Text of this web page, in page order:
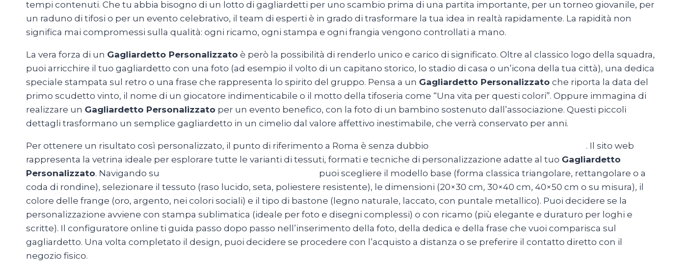
tempi contenuti. Che tu abbia bisogno di un lotto di gagliardetti per uno scambio prima di una partita importante, per un torneo giovanile, per
un raduno di tifosi o per un evento celebrativo, il team di esperti è in grado di trasformare la tua idea in realtà rapidamente. La rapidità non
significa mai compromessi sulla qualità: ogni ricamo, ogni stampa e ogni frangia vengono controllati a mano.
La vera forza di un Gagliardetto Personalizzato è però la possibilità di renderlo unico e carico di significato. Oltre al classico logo della squadra,
puoi arricchire il tuo gagliardetto con una foto (ad esempio il volto di un capitano storico, lo stadio di casa o un’icona della tua città), una dedica
speciale stampata sul retro o una frase che rappresenta lo spirito del gruppo. Pensa a un Gagliardetto Personalizzato che riporta la data del
primo scudetto vinto, il nome di un giocatore indimenticabile o il motto della tifoseria come “Una vita per questi colori”. Oppure immagina di
realizzare un Gagliardetto Personalizzato per un evento benefico, con la foto di un bambino sostenuto dall’associazione. Questi piccoli
dettagli trasformano un semplice gagliardetto in un cimelio dal valore affettivo inestimabile, che verrà conservato per anni.
Per ottenere un risultato così personalizzato, il punto di riferimento a Roma è senza dubbio . Il sito web
rappresenta la vetrina ideale per esplorare tutte le varianti di tessuti, formati e tecniche di personalizzazione adatte al tuo Gagliardetto
Personalizzato. Navigando su
puoi scegliere il modello base (forma classica triangolare, rettangolare o a
coda di rondine), selezionare il tessuto (raso lucido, seta, poliestere resistente), le dimensioni (20×30 cm, 30×40 cm, 40×50 cm o su misura), il
colore delle frange (oro, argento, nei colori sociali) e il tipo di bastone (legno naturale, laccato, con puntale metallico). Puoi decidere se la
personalizzazione avviene con stampa sublimatica (ideale per foto e disegni complessi) o con ricamo (più elegante e duraturo per loghi e
scritte). Il configuratore online ti guida passo dopo passo nell’inserimento della foto, della dedica e della frase che vuoi comparisca sul
gagliardetto. Una volta completato il design, puoi decidere se procedere con l’acquisto a distanza o se preferire il contatto diretto con il
negozio fisico.